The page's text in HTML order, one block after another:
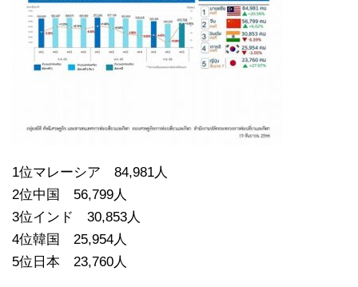
1位マレーシア 84,981人
2位中国 56,799人
3位インド 30,853人
4位韓国 25,954人
5位日本 23,760人